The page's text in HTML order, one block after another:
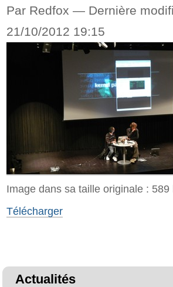
Par Redfox — Dernière
21/10/2012 19:15
Image dans sa taille originale : 589
Télécharger
Actualités